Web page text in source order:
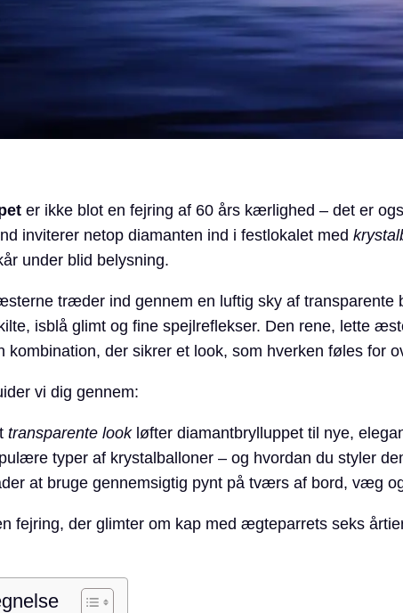
er ikke blot en fejring af 60 års kærlighed – det er
inviterer netop diamanten ind i festlokalet med
under blid belysning.
træder ind gennem en luftig sky af
isblå glimt og fine spejlreflekser. Den rene, lette
kombination, der sikrer et look, som hverken føles for
vi dig gennem:
transparente lookløfter diamant­brylluppet til nye,
typer af krystalballoner – og hvordan du styler
at bruge gennemsigtig pynt på tværs af bord, væg
fejring, der glimter om kap med ægteparrets seks